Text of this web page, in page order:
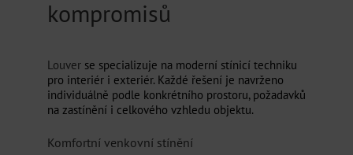
kompromisů
Louverse specializuje na moderní stínicí techniku
pro interiér i exteriér. Každé řešení je navrženo
individuálně podle konkrétního prostoru, požadavků
na zastínění i celkového vzhledu objektu.
Komfortní venkovní stínění